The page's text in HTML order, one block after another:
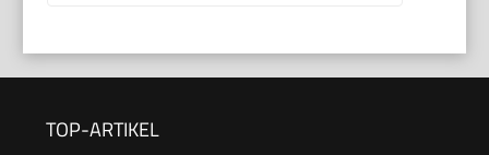
TOP-ARTIKEL